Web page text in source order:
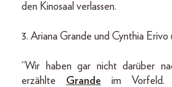
den Kinosaal verlassen.
3. Ariana Grande und Cynthia Erivo
“Wir haben gar nicht darüber
erzählte Grande im Vorfeld.